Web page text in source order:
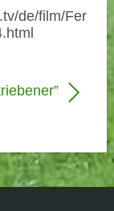
de/film/Fer